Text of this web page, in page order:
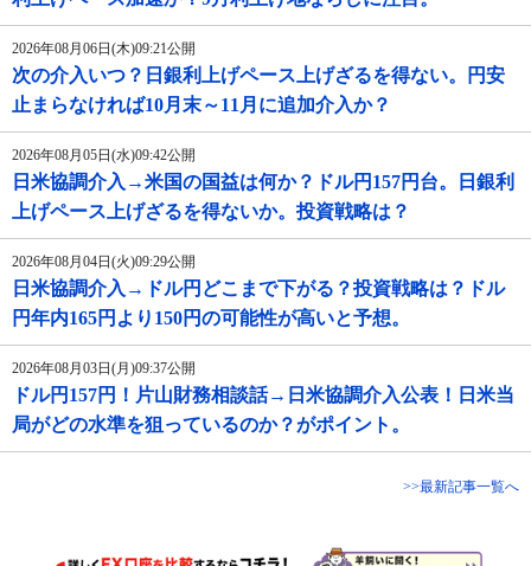
2026年08月06日(木)09:21公開
次の介入いつ？日銀利上げペース上げざるを得ない。円安
止まらなければ10月末～11月に追加介入か？
2026年08月05日(水)09:42公開
日米協調介入→米国の国益は何か？ドル円157円台。日銀利
上げペース上げざるを得ないか。投資戦略は？
2026年08月04日(火)09:29公開
日米協調介入→ドル円どこまで下がる？投資戦略は？ドル
円年内165円より150円の可能性が高いと予想。
2026年08月03日(月)09:37公開
ドル円157円！片山財務相談話→日米協調介入公表！日米当
局がどの水準を狙っているのか？がポイント。
>>最新記事一覧へ